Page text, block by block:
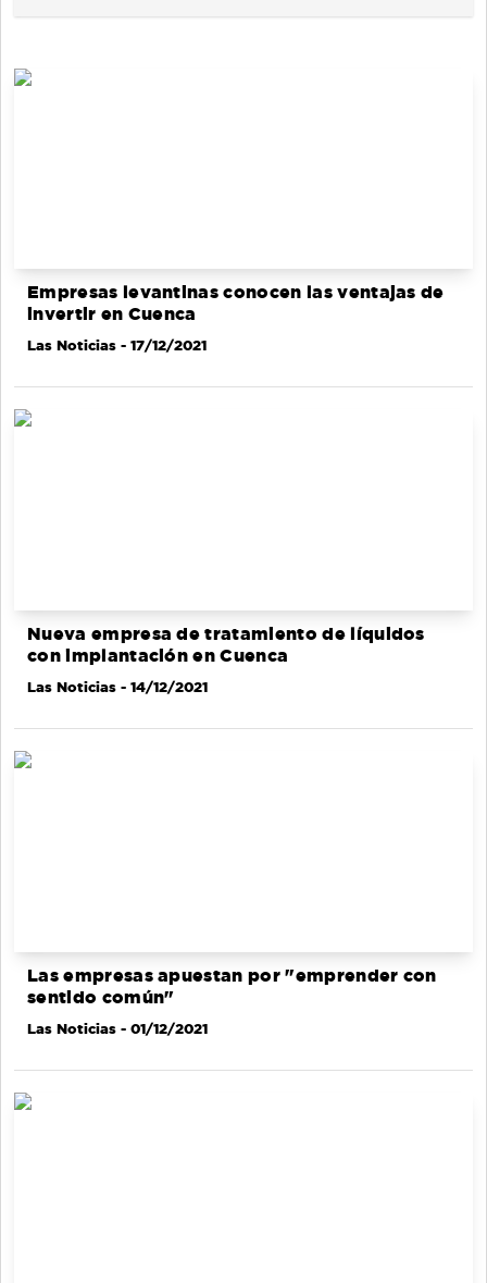
Empresas levantinas conocen las ventajas de
invertir en Cuenca
Las Noticias - 17/12/2021
Nueva empresa de tratamiento de líquidos
con implantación en Cuenca
Las Noticias - 14/12/2021
Las empresas apuestan por "emprender con
sentido común"
Las Noticias - 01/12/2021